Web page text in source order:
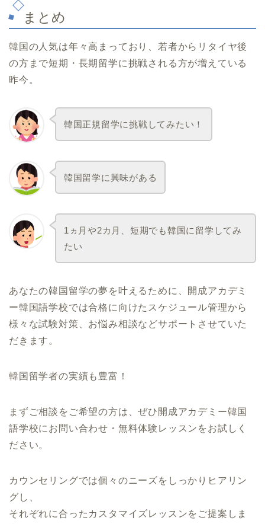
まとめ
韓国の人気は年々高まっており、若者からリタイヤ後
の方まで短期・長期留学に挑戦される方が増えている
昨今。
韓国正規留学に挑戦してみたい！
韓国留学に興味がある
1ヵ月や2カ月、短期でも韓国に留学してみ
たい
あなたの韓国留学の夢を叶えるために、開成アカデミ
ー韓国語学校では合格に向けたスケジュール管理から
様々な試験対策、お悩み相談などサポートさせていた
だきます。
韓国留学者の実績も豊富！
まずご相談をご希望の方は、ぜひ開成アカデミー韓国
語学校にお問い合わせ・無料体験レッスンをお試しく
ださい。
カウンセリングでは個々のニーズをしっかりヒアリン
グし、
それぞれに合ったカスタマイズレッスンをご提案しま